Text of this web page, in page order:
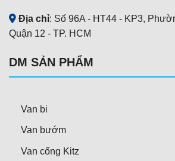
Địa chỉ: Số 96A - HT44 - KP3,
Quận 12 - TP. HCM
DM SẢN PHẨM
Van bi
Van bướm
Van cổng Kitz